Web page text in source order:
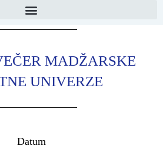
MADŽARSKE
UNIVERZE
Datum